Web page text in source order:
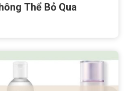
Thể Bỏ Qua